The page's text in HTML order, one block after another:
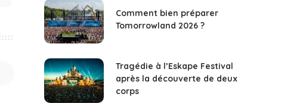
Comment bien préparer
Tomorrowland 2026 ?
Tragédie à l’Eskape Festival
après la découverte de deux
corps